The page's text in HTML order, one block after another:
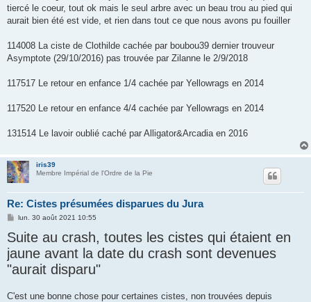
tiercé le coeur, tout ok mais le seul arbre avec un beau trou au pied qui
aurait bien été est vide, et rien dans tout ce que nous avons pu fouiller
114008 La ciste de Clothilde cachée par boubou39 dernier trouveur
Asymptote (29/10/2016) pas trouvée par Zilanne le 2/9/2018
117517 Le retour en enfance 1/4 cachée par Yellowrags en 2014
117520 Le retour en enfance 4/4 cachée par Yellowrags en 2014
131514 Le lavoir oublié caché par Alligator&Arcadia en 2016
iris39
Membre Impérial de l'Ordre de la Pie
Re: Cistes présumées disparues du Jura
M
s
s
a
g
e
lun. 30 août 2021 10:55
Suite au crash, toutes les cistes qui étaient en
jaune avant la date du crash sont devenues
"aurait disparu"
C'est une bonne chose pour certaines cistes, non trouvées depuis